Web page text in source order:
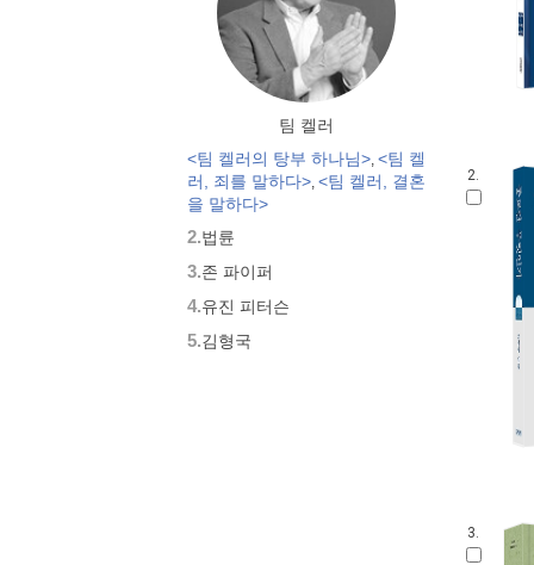
팀 켈러
<팀 켈러의 탕부 하나님>, <팀 켈
러, 죄를 말하다>, <팀 켈러, 결혼
을 말하다>
2.법륜
3.존 파이퍼
4.유진 피터슨
5.김형국
2.
3.